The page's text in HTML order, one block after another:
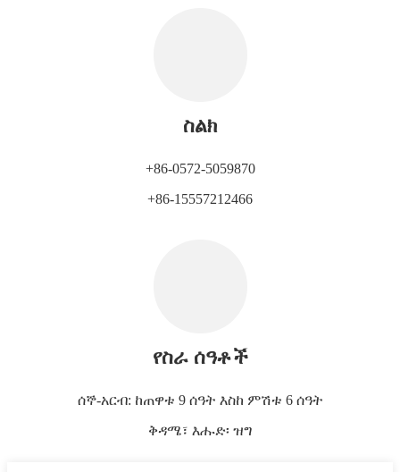
ስልክ
+86-0572-5059870
+86-15557212466
የስራ ሰዓቶች
ሰኞ-አርብ: ከጠዋቱ 9 ሰዓት እስከ ምሽቱ 6 ሰዓት
ቅዳሜ፣ እሑድ፡ ዝግ